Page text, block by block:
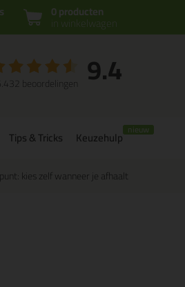
0 producten
in winkelwagen
9.4
beoordelingen
Tips & Tricks Keuzehulp
kies zelf wanneer je afhaalt